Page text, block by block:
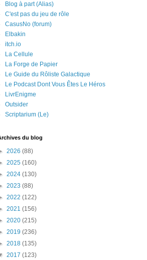
Blog à part (Alias)
C'est pas du jeu de rôle
CasusNo (forum)
Elbakin
itch.io
La Cellule
La Forge de Papier
Le Guide du Rôliste Galactique
Le Podcast Dont Vous Êtes Le Héros
LivrEnigme
Outsider
Scriptarium (Le)
du blog
2026 (88)
2025 (160)
2024 (130)
2023 (88)
2022 (122)
2021 (156)
2020 (215)
2019 (236)
2018 (135)
2017 (123)